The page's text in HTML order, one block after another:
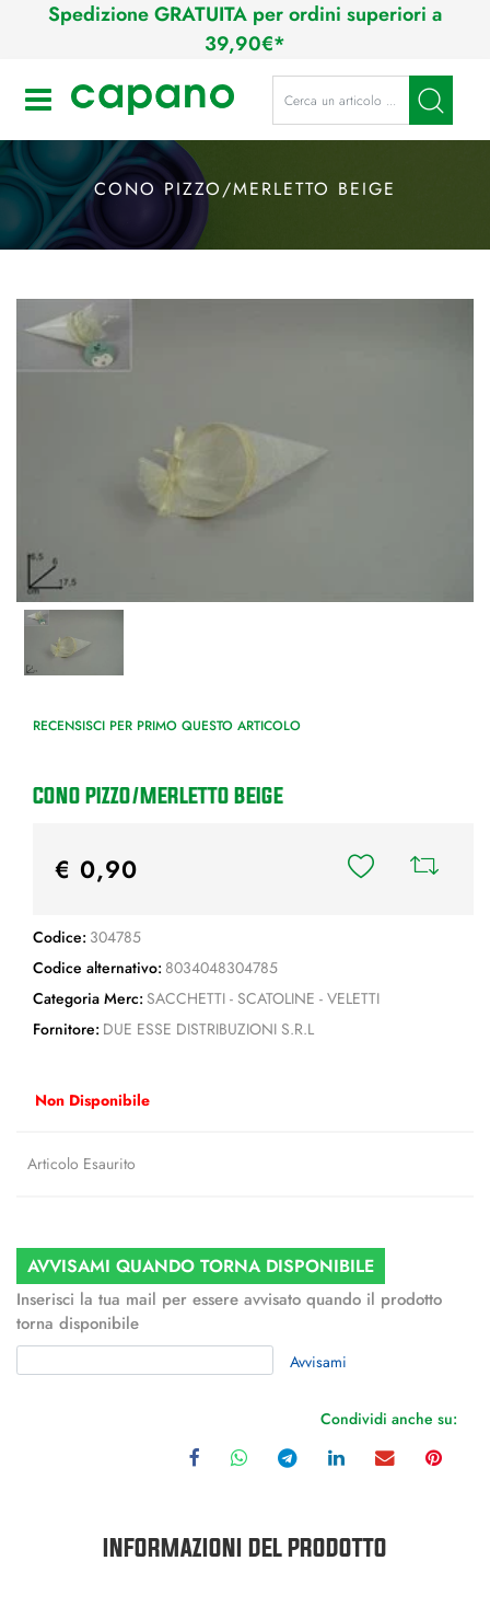
Spedizione GRATUITA per ordini superiori a
39,90€*
Open La modifica di un filtro
CONO PIZZO/MERLETTO BEIGE
RECENSISCI PER PRIMO QUESTO ARTICOLO
CONO PIZZO/MERLETTO BEIGE
€ 0,90
Codice: 304785
Codice alternativo: 8034048304785
Categoria Merc: SACCHETTI - SCATOLINE - VELETTI
Fornitore: DUE ESSE DISTRIBUZIONI S.R.L
Non Disponibile
Articolo Esaurito
AVVISAMI QUANDO TORNA DISPONIBILE
Inserisci la tua mail per essere avvisato quando il prodotto
torna disponibile
Avvisami
Condividi anche su:
INFORMAZIONI DEL PRODOTTO